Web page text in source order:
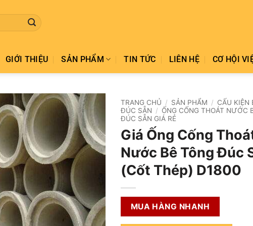
GIỚI THIỆU SẢN PHẨM TIN TỨC LIÊN HỆ CƠ HỘI
Add to
wishlist
TRANG CHỦ / SẢN PHẨM / CẤU KIỆN
ĐÚC SẴN / ỐNG CỐNG THOÁT NƯỚC
ĐÚC SẴN GIÁ RẺ
Giá Ống Cống
Nước Bê Tông Đúc
(Cốt Thép) D1800
MUA HÀNG NHANH